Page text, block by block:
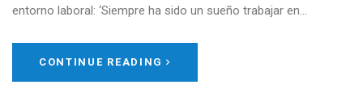
entorno laboral: ‘Siempre ha sido un sueño trabajar en…
CONTINUE READING